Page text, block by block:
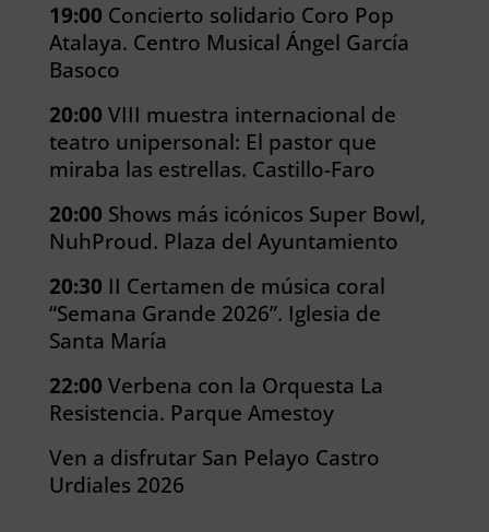
19:00 Concierto solidario Coro Pop
Atalaya. Centro Musical Ángel García
Basoco
20:00 VIII muestra internacional de
teatro unipersonal: El pastor que
miraba las estrellas. Castillo-Faro
20:00 Shows más icónicos Super Bowl,
NuhProud. Plaza del Ayuntamiento
20:30 II Certamen de música coral
“Semana Grande 2026”. Iglesia de
Santa María
22:00 Verbena con la Orquesta La
Resistencia. Parque Amestoy
Ven a disfrutar San Pelayo Castro
Urdiales 2026